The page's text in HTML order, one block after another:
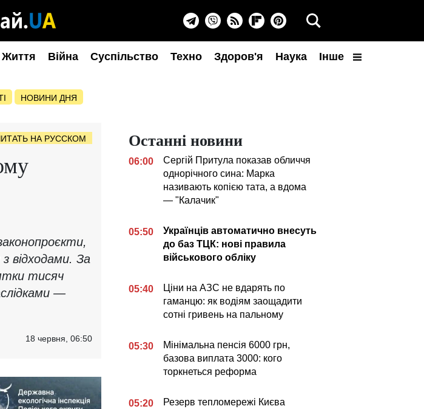
Життя Війна Суспільство Техно Здоров'я Наука Інше
НОВИНИ ДНЯ
НА РУССКОМ
відходами. За
тисяч
—
18 червня, 06:50
Останні новини
06:00
Сергій Притула показав обличчя
однорічного сина: Марка
називають копією тата, а вдома
— "Калачик"
05:50
Українців автоматично внесуть
до баз ТЦК: нові правила
військового обліку
05:40
Ціни на АЗС не вдарять по
гаманцю: як водіям заощадити
сотні гривень на пальному
05:30
Мінімальна пенсія 6000 грн,
базова виплата 3000: кого
торкнеться реформа
05:20
Резерв тепломережі Києва